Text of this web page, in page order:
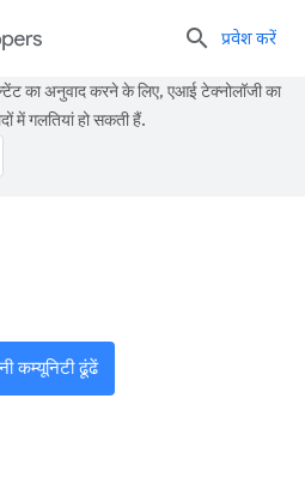
प्रवेश करें
का अनुवाद करने के लिए, एआई टेक्नोलॉजी का
में गलतियां हो सकती हैं.
कम्यूनिटी ढूंढें